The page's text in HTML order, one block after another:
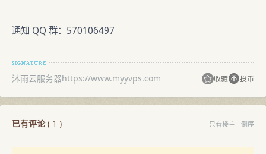
通知 QQ 群：570106497
沐雨云服务器https://www.myyvps.com 收藏 投币
已有评论( 1 ) 只看楼主 倒序